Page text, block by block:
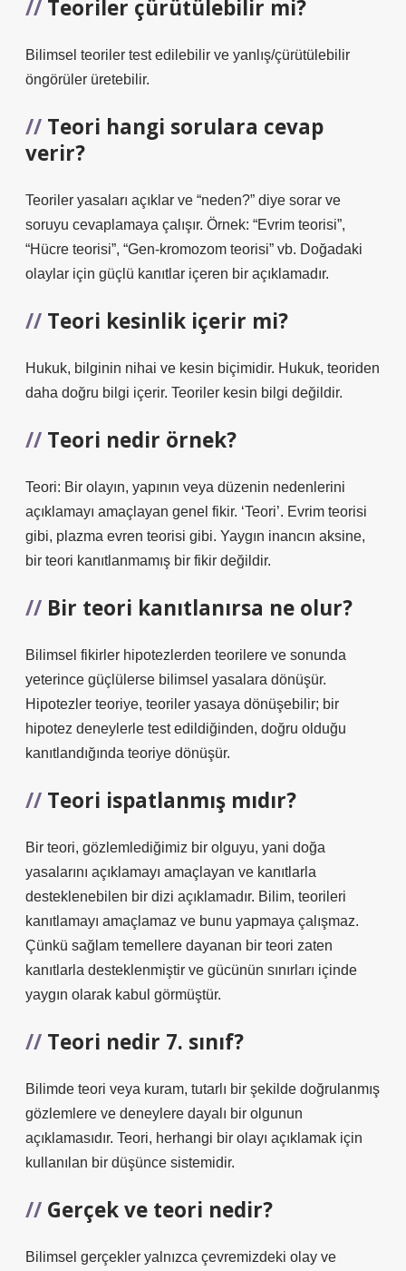
Teoriler çürütülebilir mi?
Bilimsel teoriler test edilebilir ve yanlış/çürütülebilir
öngörüler üretebilir.
Teori hangi sorulara cevap
verir?
Teoriler yasaları açıklar ve “neden?” diye sorar ve
soruyu cevaplamaya çalışır. Örnek: “Evrim teorisi”,
“Hücre teorisi”, “Gen-kromozom teorisi” vb. Doğadaki
olaylar için güçlü kanıtlar içeren bir açıklamadır.
Teori kesinlik içerir mi?
Hukuk, bilginin nihai ve kesin biçimidir. Hukuk, teoriden
daha doğru bilgi içerir. Teoriler kesin bilgi değildir.
Teori nedir örnek?
Teori: Bir olayın, yapının veya düzenin nedenlerini
açıklamayı amaçlayan genel fikir. ‘Teori’. Evrim teorisi
gibi, plazma evren teorisi gibi. Yaygın inancın aksine,
bir teori kanıtlanmamış bir fikir değildir.
Bir teori kanıtlanırsa ne olur?
Bilimsel fikirler hipotezlerden teorilere ve sonunda
yeterince güçlülerse bilimsel yasalara dönüşür.
Hipotezler teoriye, teoriler yasaya dönüşebilir; bir
hipotez deneylerle test edildiğinden, doğru olduğu
kanıtlandığında teoriye dönüşür.
Teori ispatlanmış mıdır?
Bir teori, gözlemlediğimiz bir olguyu, yani doğa
yasalarını açıklamayı amaçlayan ve kanıtlarla
desteklenebilen bir dizi açıklamadır. Bilim, teorileri
kanıtlamayı amaçlamaz ve bunu yapmaya çalışmaz.
Çünkü sağlam temellere dayanan bir teori zaten
kanıtlarla desteklenmiştir ve gücünün sınırları içinde
yaygın olarak kabul görmüştür.
Teori nedir 7. sınıf?
Bilimde teori veya kuram, tutarlı bir şekilde doğrulanmış
gözlemlere ve deneylere dayalı bir olgunun
açıklamasıdır. Teori, herhangi bir olayı açıklamak için
kullanılan bir düşünce sistemidir.
Gerçek ve teori nedir?
Bilimsel gerçekler yalnızca çevremizdeki olay ve